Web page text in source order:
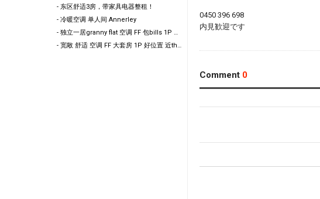
- 东区舒适3房，带家具电器整租！
- 冷暖空调 单人间 Annerley
- 独立一居granny flat 空调 FF 包bills 1P woolloongabba 的好位置
- 宽敞 舒适 空调 FF 大套房 1P 好位置 近the GABBA
0450 396 698
内見歓迎です
Comment 0